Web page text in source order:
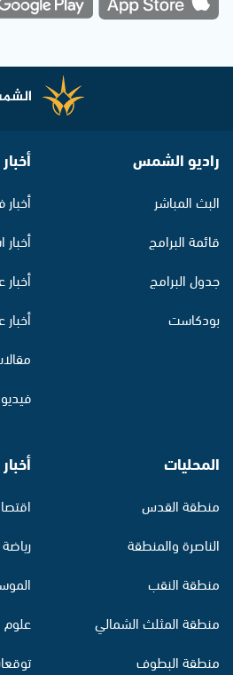
راديو الشمس
البث المباشر
قائمة البرامج
جدول البرامج
بودكاست
أخبار
أخبار
أخبار
فيديو
المحليات
منطقة القدس
الناصرة والمنطقة
منطقة النقب
منطقة المثلث الشمالي
منطقة البطوف
رياضة
علوم